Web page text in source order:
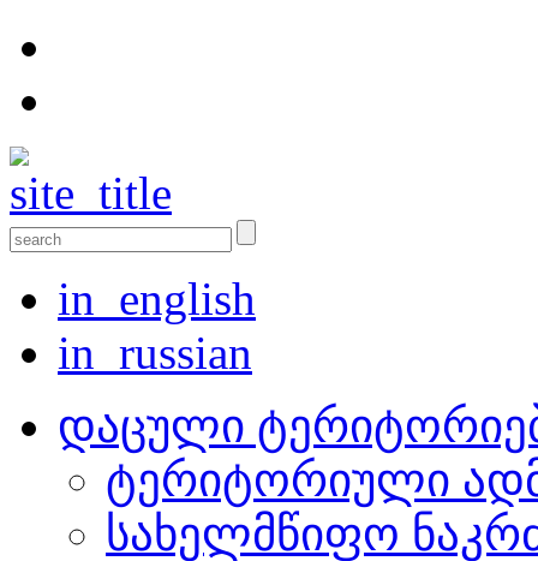
in_english
in_russian
დაცული
ტერიტორიული
სახელმწიფო